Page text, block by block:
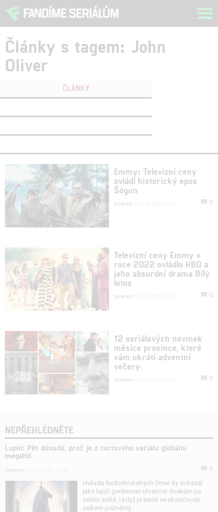
Články s tagem: John
Oliver
ČLÁNKY
Emmy: Televizní ceny
ovládl historický epos
Šógun
Anarvin 0
Televizní ceny Emmy v
roce 2022 ovládlo HBO a
jeho absurdní drama Bílý
lotos
Anarvin 0
12 seriálových novinek
měsíce prosince, které
vám ukrátí adventní
večery
filmsim 0
NEPŘEHLÉDNĚTE
Lupin: Pět důvodů, proč je z tuctového seriálu globální
megahit
Hvězda Nedotknutelných Omar Sy dokázal
jako lupič gentleman uhranout divákům po
celém světě, i když je seriál ve skutečnosti
celkem průměrný.